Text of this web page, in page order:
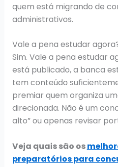
quem está migrando de
administrativos.
Vale a pena estudar
Sim. Vale a pena estudar
está publicado, a banca
tem conteúdo
premiar quem organiza
direcionada. Não é um
alto” ou apenas revisar
Veja quais são os
preparatórios para